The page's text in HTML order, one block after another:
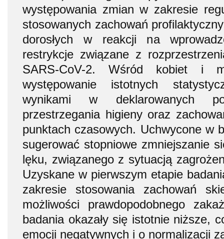
występowania zmian w zakresie
stosowanych zachowań
dorosłych w reakcji na
restrykcje związane z
SARS-CoV-2. Wśród kobiet i
występowanie istotnych
wynikami w deklarowanych
przestrzegania higieny oraz
punktach czasowych. Uchwycone w
sugerować stopniowe zmniejszanie
lęku, związanego z sytuacją
Uzyskane w pierwszym etapie
zakresie stosowania zachowań
możliwości prawdopodobnego
badania okazały się istotnie niższe,
emocji negatywnych i o normalizacji